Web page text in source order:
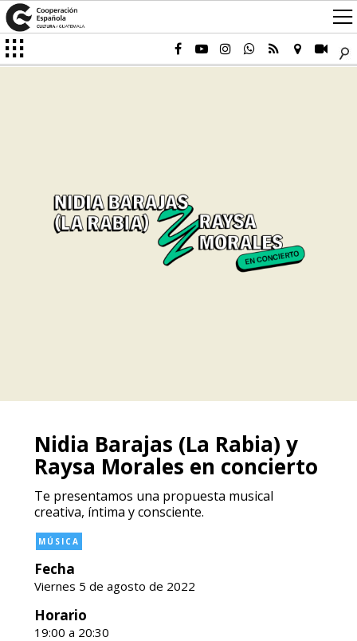
Nidia Barajas (La Rabia) y
Raysa Morales en concierto
Te presentamos una propuesta musical
creativa, íntima y consciente.
MÚSICA
Fecha
Viernes 5 de agosto de 2022
Horario
19:00 a 20:30